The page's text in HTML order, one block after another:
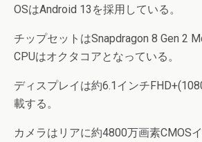
OSはAndroid 13を採用している。
チップセットはSnapdragon 8 Gen 2
CPUはオクタコアとなっている。
ディスプレイは約6.1インチ
載する。
カメラはリアに約4800万画素CMOS